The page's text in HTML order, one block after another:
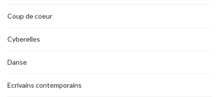
Coup de coeur
Cyberelles
Danse
Ecrivains contemporains